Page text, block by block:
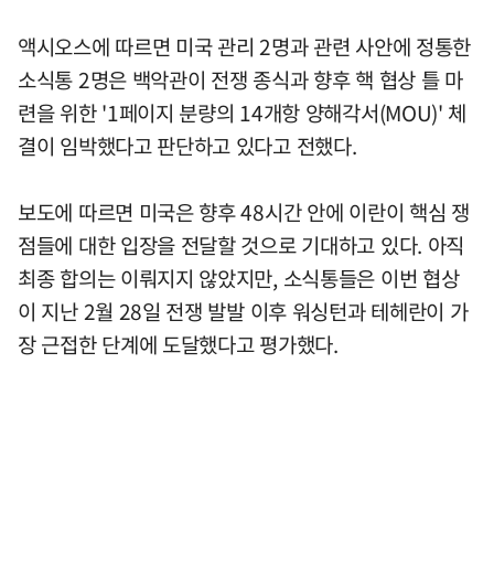
액시오스에 따르면 미국 관리 2명과 관련 사안에 정통한
소식통 2명은 백악관이 전쟁 종식과 향후 핵 협상 틀 마
련을 위한 '1페이지 분량의 14개항 양해각서(MOU)' 체
결이 임박했다고 판단하고 있다고 전했다.
보도에 따르면 미국은 향후 48시간 안에 이란이 핵심 쟁
점들에 대한 입장을 전달할 것으로 기대하고 있다. 아직
최종 합의는 이뤄지지 않았지만, 소식통들은 이번 협상
이 지난 2월 28일 전쟁 발발 이후 워싱턴과 테헤란이 가
장 근접한 단계에 도달했다고 평가했다.